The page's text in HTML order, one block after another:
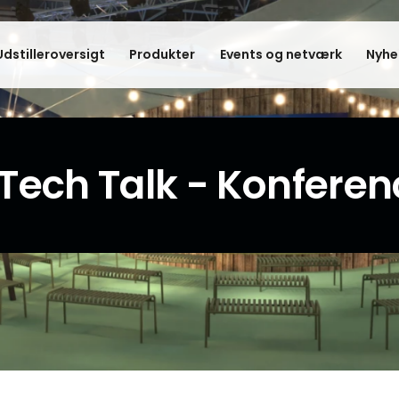
Produkter Events og netværk
Talk -